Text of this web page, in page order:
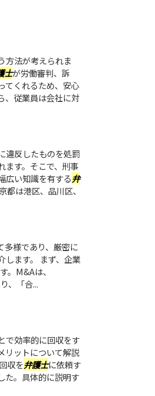
方法が考えられま
士が労働審判、訴
てくれるため、安心
、従業員は会社に対
違反したものを処罰
ます。そこで、刑事
広い知識を有する弁
は港区、品川区、
多様であり、厳密に
します。 まず、企業
。M&Aは、
、「合...
で効率的に回収をす
リットについて解説
収を弁護士に依頼す
た。具体的に説明す